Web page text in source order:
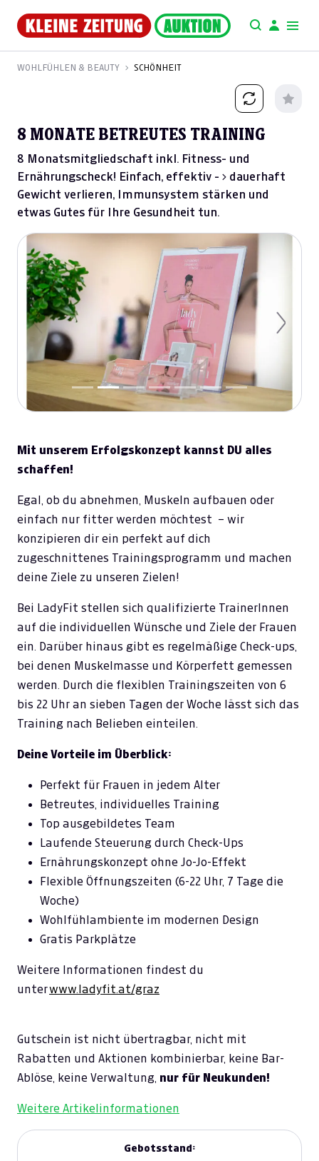
WOHLFÜHLEN & BEAUTY SCHÖNHEIT
8 MONATE BETREUTES TRAINING
8 Monatsmitgliedschaft inkl. Fitness- und
Ernährungscheck! Einfach, effektiv - > dauerhaft
Gewicht verlieren, Immunsystem stärken und
etwas Gutes für Ihre Gesundheit tun.
Previous Next
Mit unserem Erfolgskonzept kannst DU alles
schaffen!
Egal, ob du abnehmen, Muskeln aufbauen oder
einfach nur fitter werden möchtest – wir
konzipieren dir ein perfekt auf dich
zugeschnittenes Trainingsprogramm und machen
deine Ziele zu unseren Zielen!
Bei LadyFit stellen sich qualifizierte TrainerInnen
auf die individuellen Wünsche und Ziele der Frauen
ein. Darüber hinaus gibt es regelmäßige Check-ups,
bei denen Muskelmasse und Körperfett gemessen
werden. Durch die flexiblen Trainingszeiten von 6
bis 22 Uhr an sieben Tagen der Woche lässt sich das
Training nach Belieben einteilen.
Deine Vorteile im Überblick:
Perfekt für Frauen in jedem Alter
Betreutes, individuelles Training
Top ausgebildetes Team
Laufende Steuerung durch Check-Ups
Ernährungskonzept ohne Jo-Jo-Effekt
Flexible Öffnungszeiten (6-22 Uhr, 7 Tage die
Woche)
Wohlfühlambiente im modernen Design
Gratis Parkplätze
Weitere Informationen findest du
unterwww.ladyfit.at/graz
Gutschein ist nicht übertragbar, nicht mit
Rabatten und Aktionen kombinierbar, keine Bar-
Ablöse, keine Verwaltung, nur für Neukunden!
Weitere Artikelinformationen
Gebotsstand: